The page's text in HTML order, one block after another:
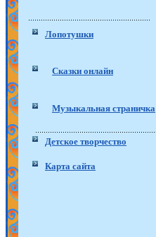
Лопотушки
Сказки онлайн
Музыкальная страничка
Детское творчество
Карта сайта